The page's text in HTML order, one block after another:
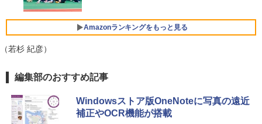
￥14,999
5
ノートパソコン 14インチ 新品 Windows
モリ 8GB SSD 128GB 256GB 512GB 1
TB Webカメラ WiFi Bluetooth 選べる
カラー 14型 薄型 軽量 初心者 学習向け P
ニター 非光沢 スピーカー内蔵 HDR/Free
sync/VESA cocopar HG-238
5
【SALE P5倍】モバイルモニター ゲーミ
ング 14インチ 1200P パソコン 高画質 W
UXGA ディスプレイ PC ゲーム 1年保証
Xiaomi シャオミ REDMI Buds 8 Lite ワイヤ
レスイヤホン Bluetooth 5.4 ノイズキャンセ
Amazonランキングをもっと見る
by Amazon 天然水 ラベルレス 500ml ×24本
富士山の天然水 バナジウム含有 水 ミネラル
ウォーター ペットボトル 静岡県産 500ミリリ
ットル (Smart Basic)
薬屋のひとりごと 17巻 (デジタル版ビッグガ
ンガンコミックス)
￥770
（若杉 紀彦）
編集部のおすすめ記事
Windowsストア版OneNoteに写真の遠近
補正やOCR機能が搭載